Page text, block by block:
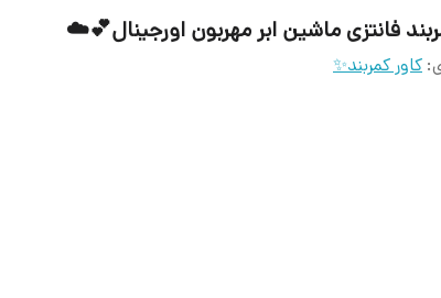
فانتزی ماشین ابر مهربون اورجینال💕☁️
: کاور کمربند✨